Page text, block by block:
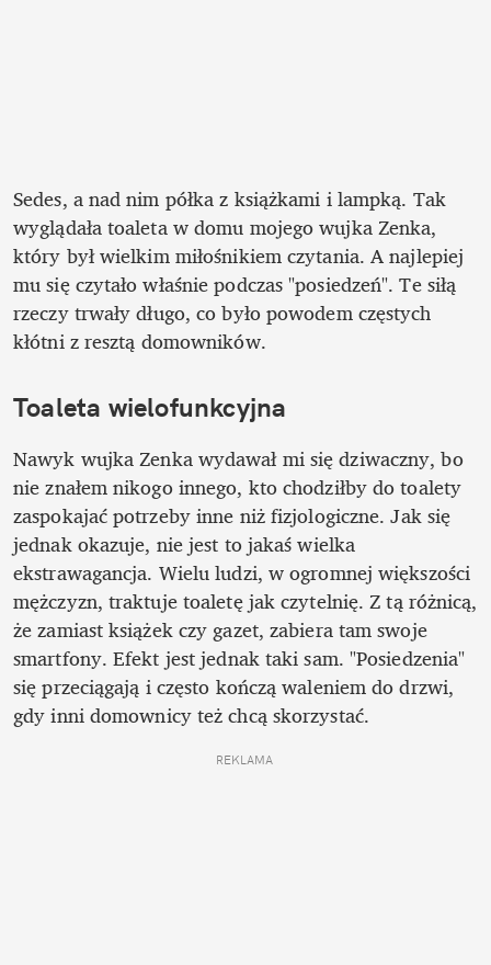
Sedes, a nad nim półka z książkami i lampką. Tak
wyglądała toaleta w domu mojego wujka Zenka,
który był wielkim miłośnikiem czytania. A najlepiej
mu się czytało właśnie podczas "posiedzeń". Te siłą
rzeczy trwały długo, co było powodem częstych
kłótni z resztą domowników.
Toaleta wielofunkcyjna
Nawyk wujka Zenka wydawał mi się dziwaczny, bo
nie znałem nikogo innego, kto chodziłby do toalety
zaspokajać potrzeby inne niż fizjologiczne. Jak się
jednak okazuje, nie jest to jakaś wielka
ekstrawagancja. Wielu ludzi, w ogromnej większości
mężczyzn, traktuje toaletę jak czytelnię. Z tą różnicą,
że zamiast książek czy gazet, zabiera tam swoje
smartfony. Efekt jest jednak taki sam. "Posiedzenia"
się przeciągają i często kończą waleniem do drzwi,
gdy inni domownicy też chcą skorzystać.
REKLAMA